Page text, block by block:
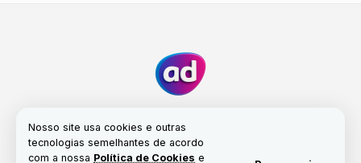
Nosso site usa cookies e outras
tecnologias semelhantes de acordo
com a nossa Política de Cookies e